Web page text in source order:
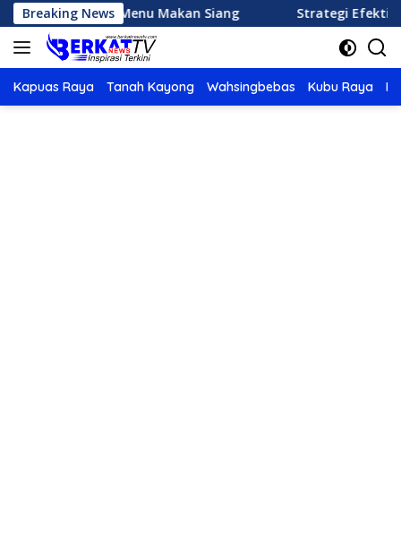
Langsung
ke
konten
Breaking News
Menu Makan Siang Strategi Efektif Mengatur
Kapuas Raya Tanah Kayong Wahsingbebas Kubu Raya